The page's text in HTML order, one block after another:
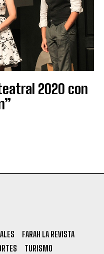
2020 con
FARAH LA REVISTA
TURISMO